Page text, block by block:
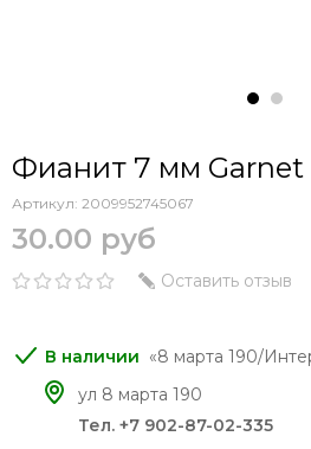
Фианит 7 мм Garnet
Артикул: 2009952745067
30.00 руб
Оставить отзыв
8 марта 190/
ул 8 марта 190
Тел. +7 902-87-02-335